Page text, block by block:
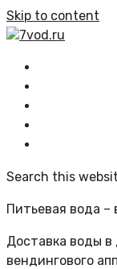
Skip to content
7vod.ru
Search this
Питьевая вода –
Доставка воды в
вендингового